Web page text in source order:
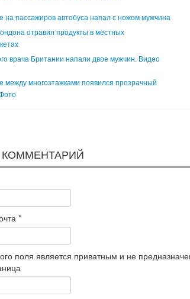
на пассажиров автобуса напал с ножом мужчина
отравил продукты в местных
врача Британии напали двое мужчин. Видео
между многоэтажками появился прозрачный
*
поля является приватным и не